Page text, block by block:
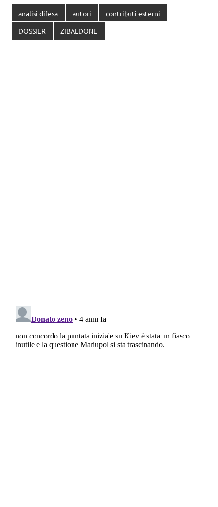
analisi difesa autori contributi esterni
DOSSIER ZIBALDONE